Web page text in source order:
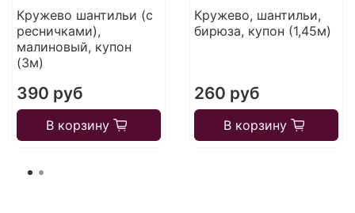
Кружево шантильи (с
ресничками),
малиновый, купон
(3м)
390 руб
В корзину
Кружево, шантильи,
бирюза, купон (1,45м)
260 руб
В корзину